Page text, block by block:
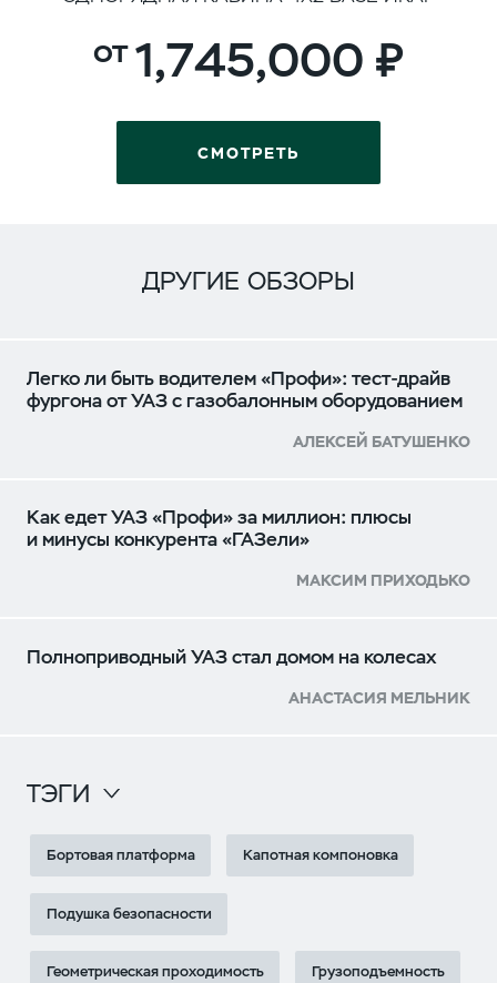
1,745,000
СМОТРЕТЬ
ДРУГИЕ ОБЗОРЫ
Легко ли быть водителем «Профи»: тест-драйв
фургона от УАЗ с газобалонным оборудованием
АЛЕКСЕЙ БАТУШЕНКО
Как едет УАЗ «Профи» за миллион: плюсы
и минусы конкурента «ГАЗели»
МАКСИМ ПРИХОДЬКО
Полноприводный УАЗ стал домом на колесах
АНАСТАСИЯ МЕЛЬНИК
ТЭГИ
Бортовая платформа Капотная компоновка
Подушка безопасности
Геометрическая проходимость Грузоподъемность